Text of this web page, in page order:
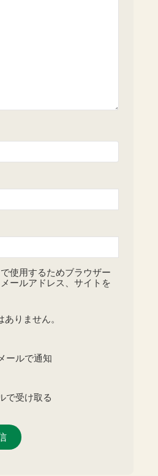
使用するためブラウザー
ールアドレス、サイトを
りません。
ールで通知
で受け取る